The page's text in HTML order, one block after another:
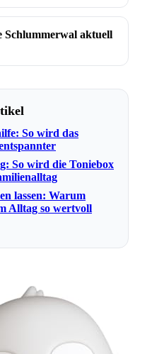
Schlummerwal aktuell
So wird das
So wird die Toniebox
lassen: Warum
Alltag so wertvoll